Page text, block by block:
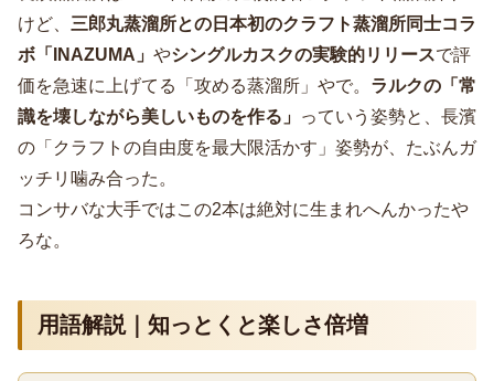
けど、 三郎丸蒸溜所との日本初のクラフト蒸溜所同士コラ
ボ「INAZUMA」 やシングルカスクの実験的リリースで評
価を急速に上げてる「攻める蒸溜所」やで。 ラルクの「常
識を壊しながら美しいものを作る」 っていう姿勢と、長濱
の「クラフトの自由度を最大限活かす」姿勢が、たぶんガ
ッチリ噛み合った。
コンサバな大手ではこの2本は絶対に生まれへんかったや
ろな。
用語解説｜知っとくと楽しさ倍増